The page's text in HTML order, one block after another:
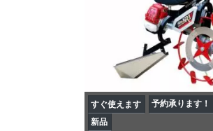
すぐ使えます 予約承ります！
新品